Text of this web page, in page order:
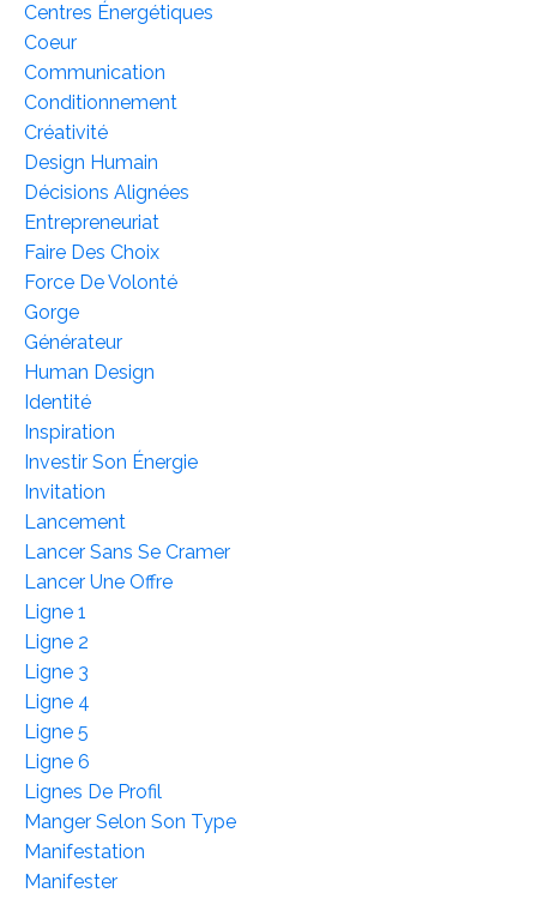
Centres Énergétiques
Coeur
Communication
Conditionnement
Créativité
Design Humain
Décisions Alignées
Entrepreneuriat
Faire Des Choix
Force De Volonté
Gorge
Générateur
Human Design
Identité
Inspiration
Investir Son Énergie
Invitation
Lancement
Lancer Sans Se Cramer
Lancer Une Offre
Ligne 1
Ligne 2
Ligne 3
Ligne 4
Ligne 5
Ligne 6
Lignes De Profil
Manger Selon Son Type
Manifestation
Manifester